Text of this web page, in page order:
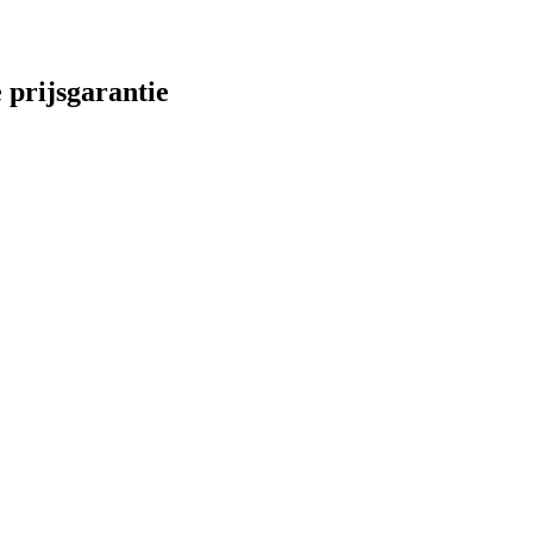
prijsgarantie